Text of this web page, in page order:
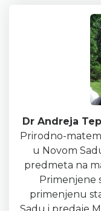
Dr Andreja
Prirod­no-
u Novom
predmeta na
Primenjene
primenjenu